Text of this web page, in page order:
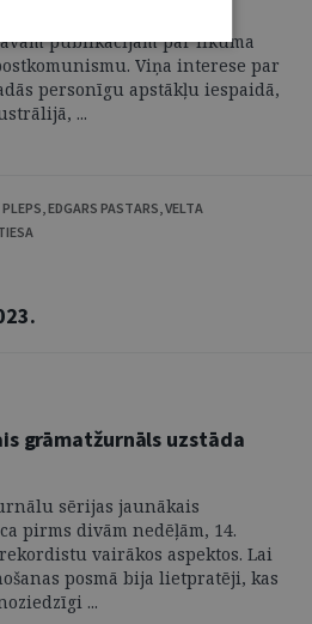
ir domātājs, kas
publikācijām par likuma
Viņa interese par
personīgu apstākļu iespaidā,
...
EDGARS PASTARS, VELTA
grāmatžurnāls uzstāda
sērijas jaunākais
pirms divām nedēļām, 14.
vairākos aspektos. Lai
posmā bija lietpratēji, kas
...